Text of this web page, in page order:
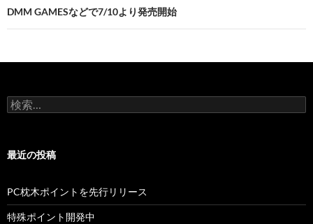
ビ
ゲ
ー
ョ
DMM GAMESなどで7/10より発売開始
検
索:
最近の投稿
PC枕木ポイントを先行リリース
特殊ポイント開発中